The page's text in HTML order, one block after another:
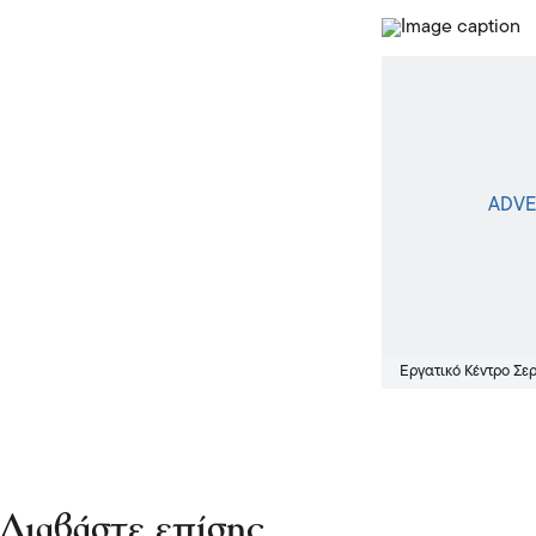
Εργατικό Κέντρο